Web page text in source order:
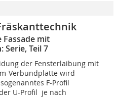
mit
Teil 7
der Fensterlaibung mit
Verbundplatte wird
F-Profil
U-Profil  je nach